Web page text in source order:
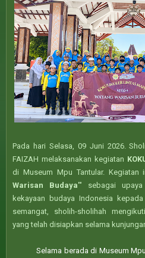
Pada hari Selasa, 09 Juni 2026.
FAIZAH melaksanakan kegiatan
di Museum Mpu Tantular. Kegiatan
Warisan Budaya'' sebagai
kekayaan budaya Indonesia
semangat, sholih-sholihah
yang telah disiapkan selama
Selama berada di Museum